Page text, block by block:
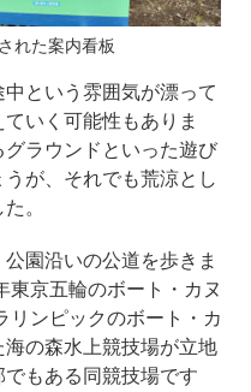
れた案内看板
という雰囲気が漂って
いく可能性もありま
ラウンドといった遊び
が、それでも荒涼とし
。
園沿いの公道を歩きま
東京五輪のボート・カヌ
リンピックのボート・カ
の森水上競技場が立地
もある同競技場です